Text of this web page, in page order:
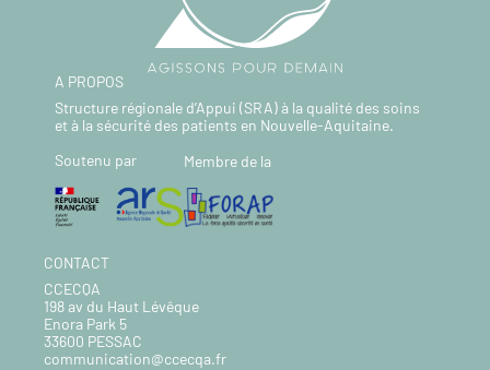
A PROPOS
Structure régionale d’Appui (SRA) à la qualité des soins
et à la sécurité des patients en Nouvelle-Aquitaine.
Soutenu par
Membre de la
CONTACT
CCECQA
198 av du Haut Lévêque
Enora Park 5
33600 PESSAC
communication@ccecqa.fr